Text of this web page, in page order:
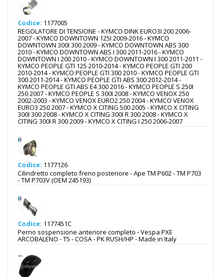
Codice: 1177005
REGOLATORE DI TENSIONE - KYMCO DINK EURO3I 200 2006-
2007 - KYMCO DOWNTOWN 125I 2009-2016 - KYMCO
DOWNTOWN 300I 300 2009 - KYMCO DOWNTOWN ABS 300
2010 - KYMCO DOWNTOWN ABS I 300 2011-2016 - KYMCO
DOWNTOWN I 200 2010 - KYMCO DOWNTOWN I 300 2011-2011 -
KYMCO PEOPLE GTI 125 2010-2014 - KYMCO PEOPLE GTI 200
2010-2014 - KYMCO PEOPLE GTI 300 2010 - KYMCO PEOPLE GTI
300 2011-2014 - KYMCO PEOPLE GTI ABS 300 2012-2014 -
KYMCO PEOPLE GTI ABS E4 300 2016 - KYMCO PEOPLE S 250I
250 2007 - KYMCO PEOPLE S 300I 2008 - KYMCO VENOX 250
2002-2003 - KYMCO VENOX EURO2 250 2004 - KYMCO VENOX
EURO3 250 2007 - KYMCO X CITING 500 2005 - KYMCO X CITING
300I 300 2008 - KYMCO X CITING 300I R 300 2008 - KYMCO X
CITING 300I R 300 2009 - KYMCO X CITING I 250 2006-2007
Codice: 1177126
Cilindretto completo freno posteriore - Ape TM P602 - TM P703
- TM P703V (OEM 245193)
Codice: 1177451C
Perno sospensione anteriore completo - Vespa PXE
ARCOBALENO - T5 - COSA - PK RUSH/HP - Made in Italy